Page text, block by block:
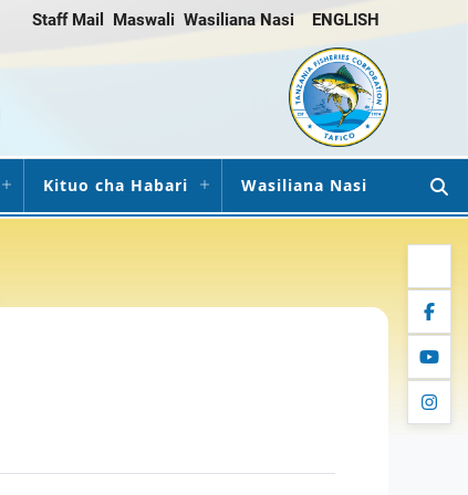
Staff Mail Maswali Wasiliana Nasi ENGLISH
Kituo cha Habari Wasiliana Nasi